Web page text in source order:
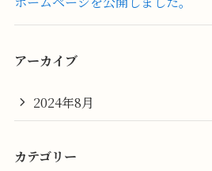
アーカイブ
2024年8月
カテゴリー